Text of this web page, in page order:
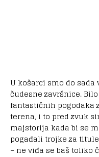
U košarci smo do
čudesne završnice.
fantastičnih pogodaka
terena, i to pred zvuk
majstorija kada bi se
pogađali trojke za
– ne viđa se baš toliko